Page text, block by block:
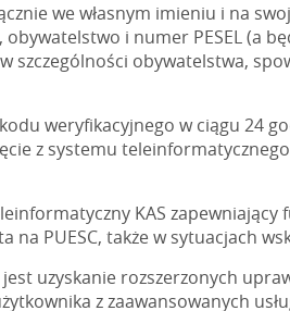
we własnym imieniu i na
i numer PESEL (a
szczególności obywatelstwa,
weryfikacyjnego w ciągu 24
z systemu
KAS zapewniający
PUESC, także w sytuacjach
uzyskanie rozszerzonych
z zaawansowanych